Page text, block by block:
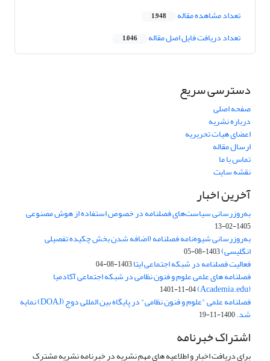
تعداد مشاهده مقاله 1,948
تعداد دریافت فایل اصل مقاله 1,046
دسترسی سریع
صفحه اصلی
درباره نشریه
اعضای هیات تحریریه
ارسال مقاله
تماس با ما
نقشه سایت
آخرین اخبار
به‌روزرسانی سیاست‌های فصلنامه در خصوص استفاده از هوش مصنوعی
1405-02-13
به‌روزرسانی شیوه‌نامه فصلنامه (اضافه شدن بخش چکیده تفصیلی
انگلیسی)1403-08-05
فعالیت فصلنامه در شبکه اجتماعی ایتا1403-08-04
فصلنامه های علمی علوم و فنون نظامی در شبکه اجتماعی آکادمیا
(Academia.edu)
1401-11-04
فصلنامه علمی "علوم و فنون نظامی" در پایگاه بین المللی دوج (DOAJ) نمایه
شد.1400-11-19
اشتراک خبرنامه
برای دریافت اخبار و اطلاعیه های مهم نشریه در خبرنامه نشریه مشترک